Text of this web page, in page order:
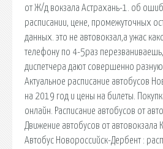
от Ж/д вокзала Астрахань-1. об
расписании, цене, промежуточных
данных. это не автовокзал,а ужас
телефону по 4-5раз
диспетчера дают совершенно
Актуальное расписание автобусов
на 2019 год и цены на билеты.
онлайн. Расписание автобусов от
Движение автобусов от автовокзала
Автобус Новороссийск-Дербент :